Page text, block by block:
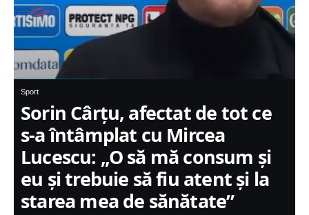
Sport
Sorin Cârțu, afectat de tot ce
s-a întâmplat cu Mircea
Lucescu: „O să mă consum și
eu și trebuie să fiu atent și la
starea mea de sănătate”